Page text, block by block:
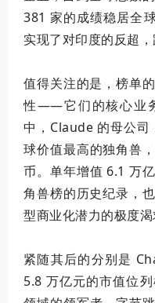
381 家的成绩稳居全
实现了对印度的反超，
值得关注的是，榜单
性——它们的核心业
中，Claude 的母公
球价值最高的独角兽
币。单年增值 6.1 万
角兽榜的历史纪录，
型商业化潜力的极度渴
紧随其后的分别是
5.8 万亿元的市值位